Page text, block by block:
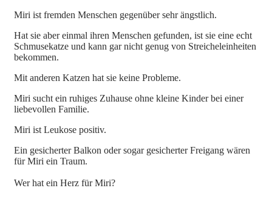
Miri ist fremden Menschen gegenüber sehr ängstlich.
Hat sie aber einmal ihren Menschen gefunden, ist sie eine echt
Schmusekatze und kann gar nicht genug von Streicheleinheiten
bekommen.
Mit anderen Katzen hat sie keine Probleme.
Miri sucht ein ruhiges Zuhause ohne kleine Kinder bei einer
liebevollen Familie.
Miri ist Leukose positiv.
Ein gesicherter Balkon oder sogar gesicherter Freigang wären
für Miri ein Traum.
Wer hat ein Herz für Miri?